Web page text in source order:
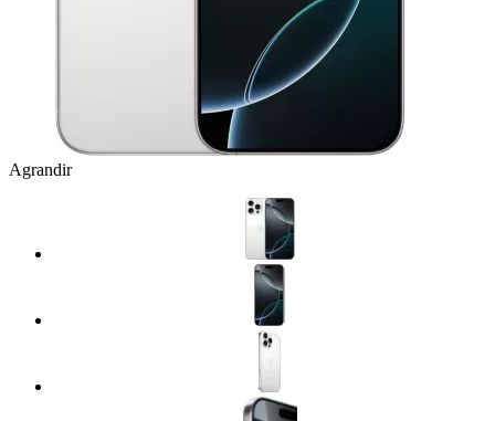
Agrandir